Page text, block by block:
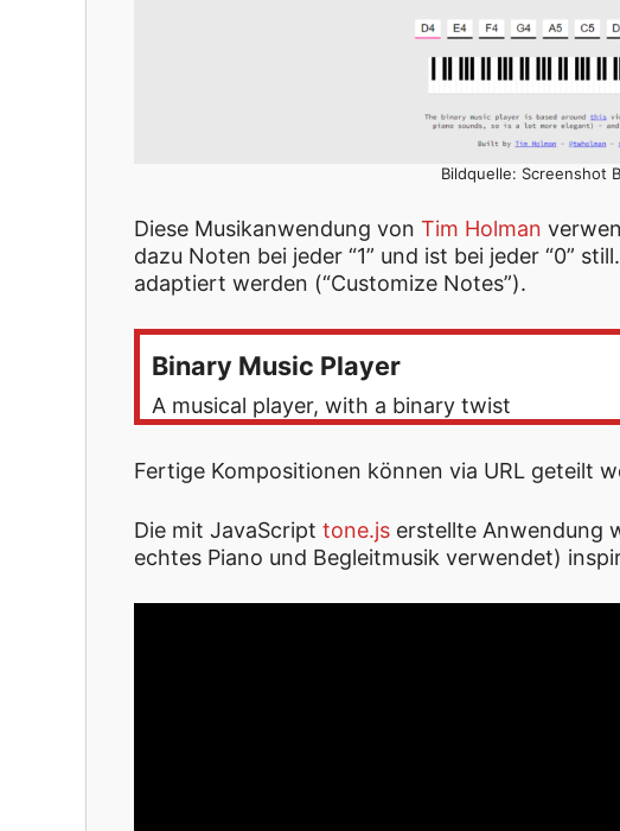
Bildquelle: Screenshot
Diese Musikanwendung von Tim Holman
dazu Noten bei jeder “1” und ist bei jeder “0”
adaptiert werden (“Customize Notes”).
Binary Music Player
A musical player, with a binary twist
Fertige Kompositionen können via URL geteilt
Die mit JavaScript tone.js erstellte Anwendung
echtes Piano und Begleitmusik verwendet)